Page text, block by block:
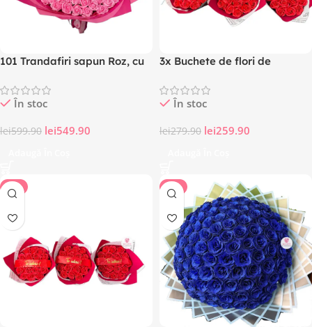
101 Trandafiri sapun Roz, cu
În stoc
lei599.90 lei549.90
3x Buchete de flori de
trandafiri din sapun Rosii
În stoc
lei279.90 lei259.90
-8% -8%